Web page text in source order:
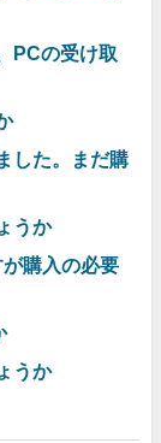
PCの受け取
した。まだ購
うか
購入の必要
うか